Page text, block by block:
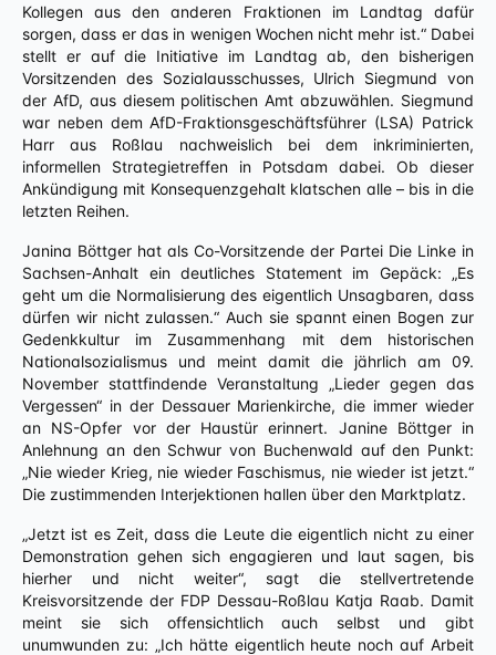
Kollegen aus den anderen Fraktionen im Landtag dafür
sorgen, dass er das in wenigen Wochen nicht mehr ist.“ Dabei
stellt er auf die Initiative im Landtag ab, den bisherigen
Vorsitzenden des Sozialausschusses, Ulrich Siegmund von
der AfD, aus diesem politischen Amt abzuwählen. Siegmund
war neben dem AfD-Fraktionsgeschäftsführer (LSA) Patrick
Harr aus Roßlau nachweislich bei dem inkriminierten,
informellen Strategietreffen in Potsdam dabei. Ob dieser
Ankündigung mit Konsequenzgehalt klatschen alle – bis in die
letzten Reihen.
Janina Böttger hat als Co-Vorsitzende der Partei Die Linke in
Sachsen-Anhalt ein deutliches Statement im Gepäck: „Es
geht um die Normalisierung des eigentlich Unsagbaren, dass
dürfen wir nicht zulassen.“ Auch sie spannt einen Bogen zur
Gedenkkultur im Zusammenhang mit dem historischen
Nationalsozialismus und meint damit die jährlich am 09.
November stattfindende Veranstaltung „Lieder gegen das
Vergessen“ in der Dessauer Marienkirche, die immer wieder
an NS-Opfer vor der Haustür erinnert. Janine Böttger in
Anlehnung an den Schwur von Buchenwald auf den Punkt:
„Nie wieder Krieg, nie wieder Faschismus, nie wieder ist jetzt.“
Die zustimmenden Interjektionen hallen über den Marktplatz.
„Jetzt ist es Zeit, dass die Leute die eigentlich nicht zu einer
Demonstration gehen sich engagieren und laut sagen, bis
hierher und nicht weiter“, sagt die stellvertretende
Kreisvorsitzende der FDP Dessau-Roßlau Katja Raab. Damit
meint sie sich offensichtlich auch selbst und gibt
unumwunden zu: „Ich hätte eigentlich heute noch auf Arbeit